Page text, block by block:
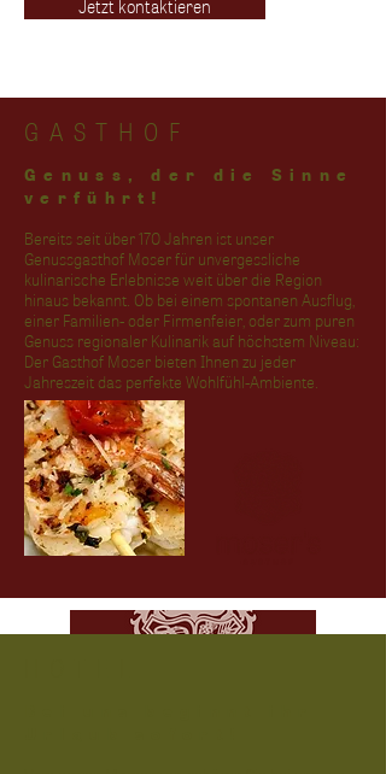
Jetzt kontaktieren
GASTHOF
Genuss, der die Sinne
verführt!
Bereits seit über 170 Jahren ist unser
Genussgasthof Moser für unvergessliche
kulinarische Erlebnisse weit über die Region
hinaus bekannt. Ob bei einem spontanen Ausflug,
einer Familien- oder Firmenfeier, oder zum puren
Genuss regionaler Kulinarik auf höchstem Niveau:
Der Gasthof Moser bieten Ihnen zu jeder
Jahreszeit das perfekte Wohlfühl-Ambiente.